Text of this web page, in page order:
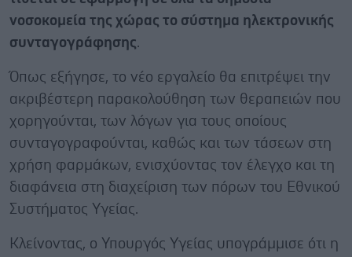
νοσοκομεία της χώρας το σύστημα ηλεκτρονικής
συνταγογράφησης.
Όπως εξήγησε, το νέο εργαλείο θα επιτρέψει την
ακριβέστερη παρακολούθηση των θεραπειών που
χορηγούνται, των λόγων για τους οποίους
συνταγογραφούνται, καθώς και των τάσεων στη
χρήση φαρμάκων, ενισχύοντας τον έλεγχο και τη
διαφάνεια στη διαχείριση των πόρων του Εθνικού
Συστήματος Υγείας.
Κλείνοντας, ο Υπουργός Υγείας υπογράμμισε ότι η